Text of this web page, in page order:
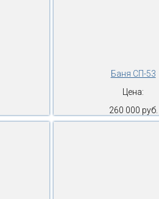
Баня СП-53
Цена:
260 000 руб.